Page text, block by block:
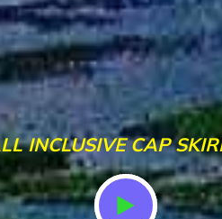
INCLUSIVE CAP